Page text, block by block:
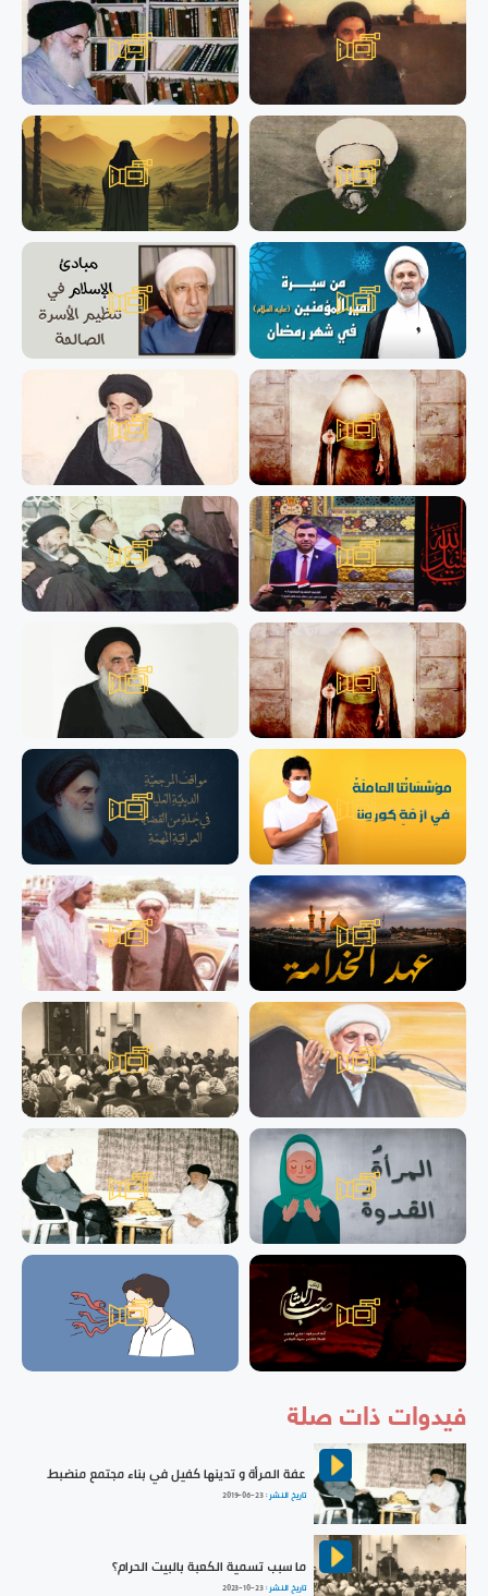
فيدوات ذات صلة
عفة المرأة و تدينها كفيل في بناء مجتمع منضبط
تاريخ النشر :2019-06-23
ما سبب تسمية الكعبة بالبيت الحرام؟
تاريخ النشر :2023-10-23